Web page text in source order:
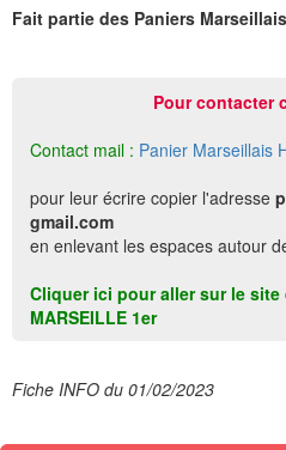
Fait partie des Paniers
Pour contacter
Contact mail : Panier Marseillais
pour leur écrire copier l'adresse
gmail.com
en enlevant les espaces autour
Cliquer ici pour aller sur le site
MARSEILLE 1er
Fiche INFO du 01/02/2023